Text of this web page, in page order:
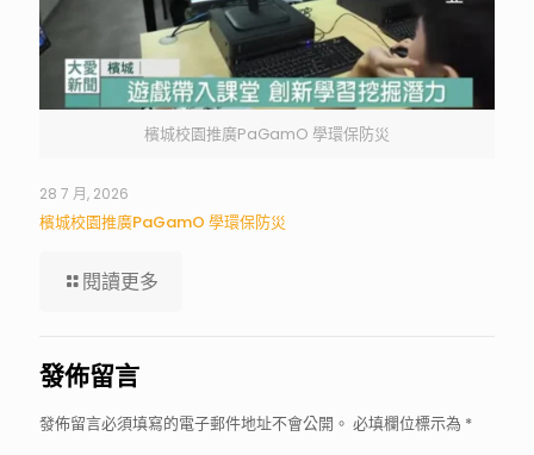
檳城校園推廣PaGamO 學環保防災
28 7 月, 2026
檳城校園推廣PaGamO 學環保防災
閱讀更多
發佈留言
發佈留言必須填寫的電子郵件地址不會公開。 必填欄位標示為 *